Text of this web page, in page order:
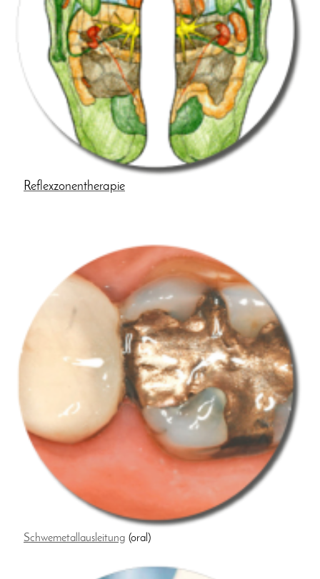
Reflexzonentherapie
Schwemetallausleitung (oral)